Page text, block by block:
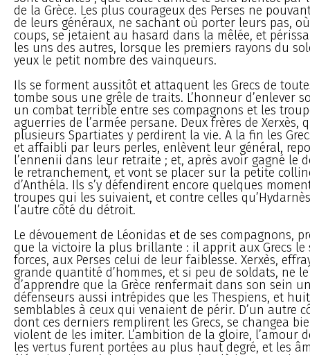
de la Grèce. Les plus courageux des Perses ne
de leurs généraux, ne sachant où porter leurs pas,
coups, se jetaient au hasard dans la mêlée, et
les uns des autres, lorsque les premiers rayons du
yeux le petit nombre des vainqueurs.
Ils se forment aussitôt et attaquent les Grecs de
tombe sous une grêle de traits. L’honneur d’enlever
un combat terrible entre ses compagnons et les
aguerries de l’armée persane. Deux frères de Xerxès,
plusieurs Spartiates y perdirent la vie. A la fin les
et affaibli par leurs perles, enlèvent leur général,
l’ennenii dans leur retraite ; et, après avoir gagné le
le retranchement, et vont se placer sur la petite
d’Anthéla. Ils s’y défendirent encore quelques
troupes qui les suivaient, et contre celles
l’autre côté du détroit.
Le dévouement de Léonidas et de ses compagnons,
que la victoire la plus brillante : il apprit aux Grecs le
forces, aux Perses celui de leur faiblesse. Xerxès,
grande quantité d’hommes, et si peu de soldats, ne
d’apprendre que la Grèce renfermait dans son sein
défenseurs aussi intrépides que les Thespiens, et
semblables à ceux qui venaient de périr. D’un autre
dont ces derniers remplirent les Grecs, se changea
violent de les imiter. L’ambition de la gloire, l’amour
les vertus furent portées au plus haut degré, et les